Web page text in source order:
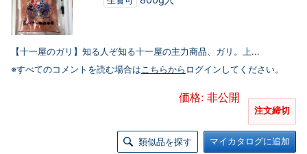
【十一屋のガリ】知る人ぞ知る十一屋の主力商品、ガリ。上...
※すべてのコメントを読む場合はこちらから ログインしてください。
価格: 非公開
注文締切
類似品を探す マイカタログに追加